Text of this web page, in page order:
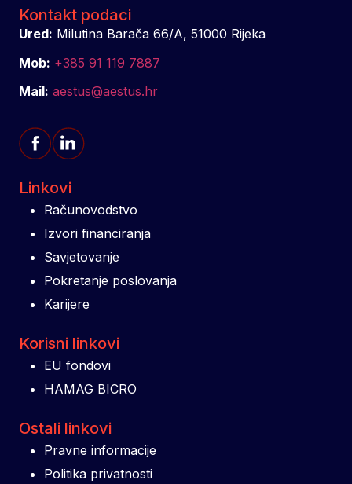
Kontakt podaci
Ured: Milutina Barača 66/A, 51000 Rijeka
Mob: +385 91 119 7887
Mail: aestus@aestus.hr
Linkovi
Računovodstvo
Izvori financiranja
Savjetovanje
Pokretanje poslovanja
Karijere
Korisni linkovi
EU fondovi
HAMAG BICRO
Ostali linkovi
Pravne informacije
Politika privatnosti